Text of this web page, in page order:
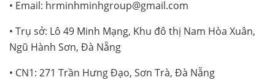
• Email: hrminhminhgroup@gmail.com
• Trụ sở: Lô 49 Minh Mạng, Khu đô thị Nam Hòa Xuân,
Ngũ Hành Sơn, Đà Nẵng
• CN1: 271 Trần Hưng Đạo, Sơn Trà, Đà Nẵng